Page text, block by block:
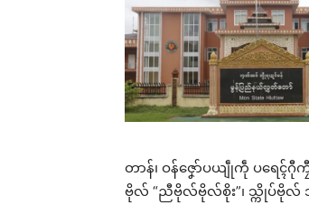
တာန်၊ ဝန်ဇၞော်ပယျဵုကဵု ပရေၚ်ဂီု
ဗိုလ် “ညီဗိုလ်ဗိုလ်စိုး”၊ သ္ကိုပ်ဗိုလ်